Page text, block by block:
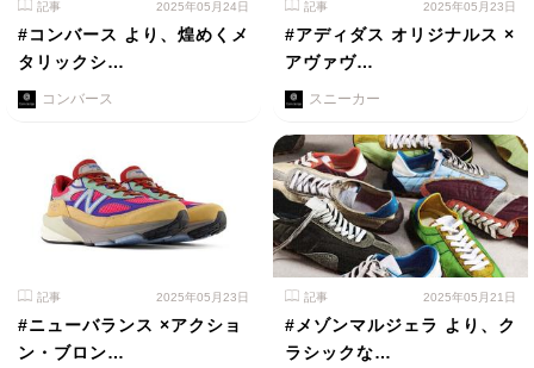
記事 2025年05月24日
#コンバース より、煌めくメ
タリックシ…
コンバース
記事 2025年05月23日
#アディダス オリジナルス ×
アヴァヴ…
スニーカー
記事 2025年05月23日
#ニューバランス ×アクショ
ン・ブロン…
記事 2025年05月21日
#メゾンマルジェラ より、ク
ラシックな…